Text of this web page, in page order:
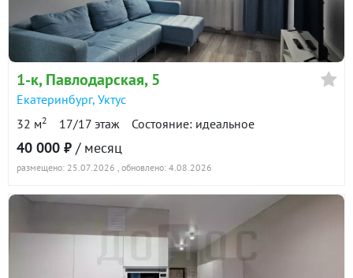
1-к, Павлодарская, 5
Екатеринбург, Уктус
32 м2 17/17 этаж Состояние: идеальное
40 000 ₽ / месяц
размещено: 25.07.2026 , обновлено: 4.08.2026